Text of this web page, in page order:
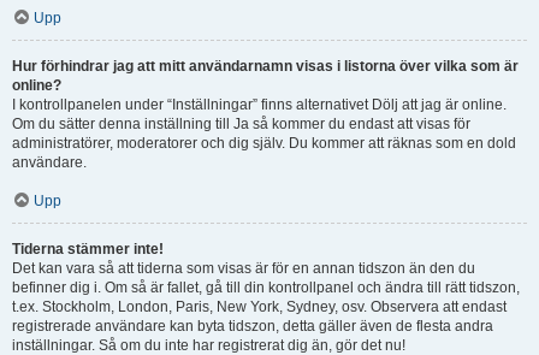
Upp
Hur förhindrar jag att mitt användarnamn visas i listorna över vilka som är
online?
I kontrollpanelen under “Inställningar” finns alternativet Dölj att jag är online.
Om du sätter denna inställning till Ja så kommer du endast att visas för
administratörer, moderatorer och dig själv. Du kommer att räknas som en dold
användare.
Upp
Tiderna stämmer inte!
Det kan vara så att tiderna som visas är för en annan tidszon än den du
befinner dig i. Om så är fallet, gå till din kontrollpanel och ändra till rätt tidszon,
t.ex. Stockholm, London, Paris, New York, Sydney, osv. Observera att endast
registrerade användare kan byta tidszon, detta gäller även de flesta andra
inställningar. Så om du inte har registrerat dig än, gör det nu!